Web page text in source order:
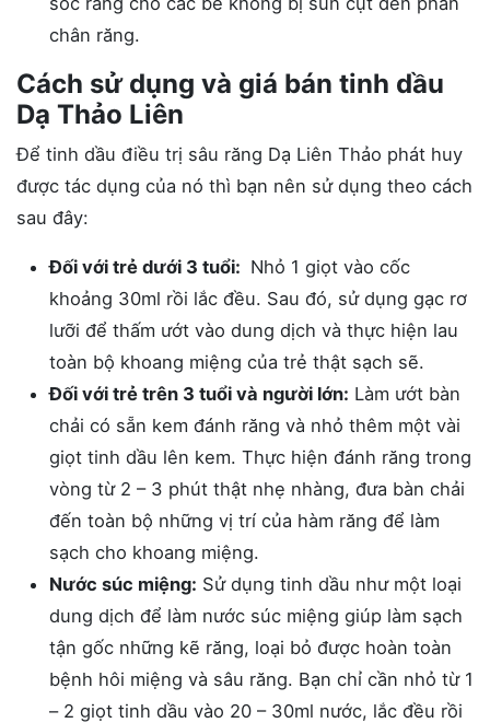
chân răng.
Cách sử dụng và giá bán tinh dầu
Dạ Thảo Liên
Để tinh dầu điều trị sâu răng Dạ Liên Thảo phát huy
được tác dụng của nó thì bạn nên sử dụng theo cách
sau đây:
Đối với trẻ dưới 3 tuổi: Nhỏ 1 giọt vào cốc
khoảng 30ml rồi lắc đều. Sau đó, sử dụng gạc rơ
lưỡi để thấm ướt vào dung dịch và thực hiện lau
toàn bộ khoang miệng của trẻ thật sạch sẽ.
Đối với trẻ trên 3 tuổi và người lớn: Làm ướt bàn
chải có sẵn kem đánh răng và nhỏ thêm một vài
giọt tinh dầu lên kem. Thực hiện đánh răng trong
vòng từ 2 – 3 phút thật nhẹ nhàng, đưa bàn chải
đến toàn bộ những vị trí của hàm răng để làm
sạch cho khoang miệng.
Nước súc miệng: Sử dụng tinh dầu như một loại
dung dịch để làm nước súc miệng giúp làm sạch
tận gốc những kẽ răng, loại bỏ được hoàn toàn
bệnh hôi miệng và sâu răng. Bạn chỉ cần nhỏ từ 1
– 2 giọt tinh dầu vào 20 – 30ml nước, lắc đều rồi